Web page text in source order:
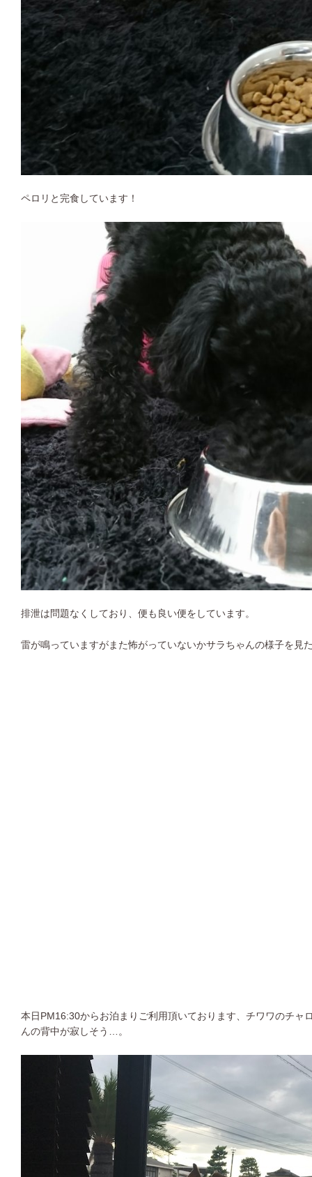
ペロリと完食しています！
排泄は問題なくしており、便も良い便をしています。
雷が鳴っていますがまた怖がっていないかサラちゃんの様子を見
本日PM16:30からお泊まりご利用頂いております、チワワのチャ
んの背中が寂しそう…。